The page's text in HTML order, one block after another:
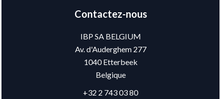
Contactez-nous
IBP SA BELGIUM
Av. d'Auderghem 277
1040Etterbeek
Belgique
+32 2 743 03 80